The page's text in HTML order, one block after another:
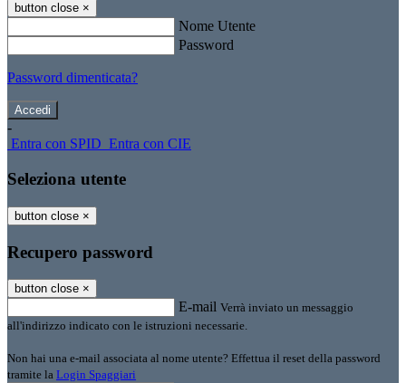
button close ×
Nome Utente
Password
Password dimenticata?
-
Entra con SPID Entra con CIE
Seleziona utente
button close ×
Recupero password
button close ×
E-mail Verrà inviato un messaggio
all'indirizzo indicato con le istruzioni necessarie.
Non hai una e-mail associata al nome utente? Effettua il reset della password
tramite la Login Spaggiari